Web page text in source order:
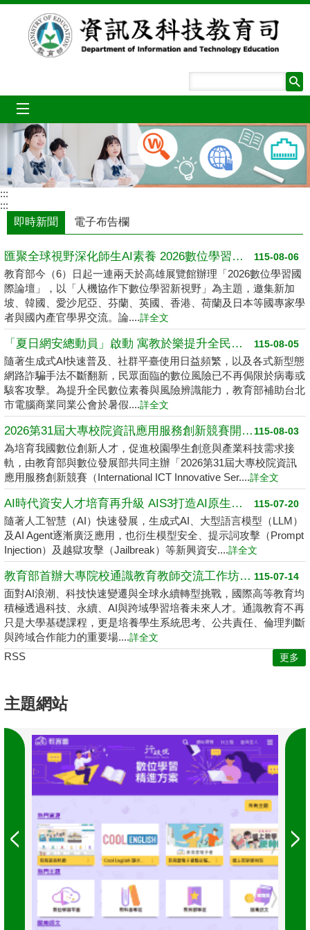
跳到主要內容區塊
:::
:::
即時新聞
電子布告欄
115-08-06
匯聚全球視野深化師生AI素養 2026數位學習國際論壇高雄登場
教育部今（6）日起一連兩天於高雄展覽館辦理「2026數位學習國
際論壇」，以「人機協作下數位學習新視野」為主題，邀集新加
坡、韓國、愛沙尼亞、芬蘭、英國、香港、荷蘭及日本等國專家學
者與國內產官學界交流。論....詳全文
115-08-05
「夏日網安總動員」啟動 寓教於樂提升全民數位素養
隨著生成式AI快速普及、社群平臺使用日益頻繁，以及各式新型態
網路詐騙手法不斷翻新，民眾面臨的數位風險已不再侷限於病毒或
駭客攻擊。為提升全民數位素養與風險辨識能力，教育部補助台北
市電腦商業同業公會於暑假....詳全文
115-08-03
2026第31屆大專校院資訊應用服務創新競賽開跑了 請高中職以上學生踴躍報名
為培育我國數位創新人才，促進校園學生創意與產業科技需求接
軌，由教育部與數位發展部共同主辦「2026第31屆大專校院資訊
應用服務創新競賽（International ICT Innovative Ser....詳全文
115-07-20
AI時代資安人才培育再升級 AIS3打造AI原生資安學習環境
隨著人工智慧（AI）快速發展，生成式AI、大型語言模型（LLM）
及AI Agent逐漸廣泛應用，也衍生模型安全、提示詞攻擊（Prompt
Injection）及越獄攻擊（Jailbreak）等新興資安....詳全文
115-07-14
教育部首辦大專院校通識教育教師交流工作坊 邁向2050共創未來永續大學
面對AI浪潮、科技快速變遷與全球永續轉型挑戰，國際高等教育均
積極透過科技、永續、AI與跨域學習培養未來人才。通識教育不再
只是大學基礎課程，更是培養學生系統思考、公共責任、倫理判斷
與跨域合作能力的重要場....詳全文
RSS 更多
主題網站